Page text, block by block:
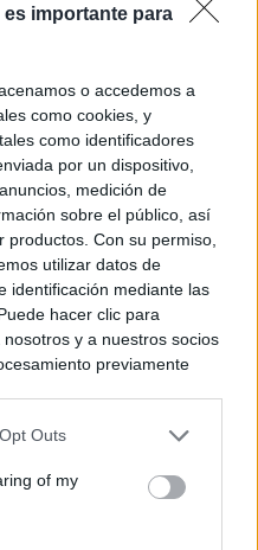
importante para
o accedemos a
como cookies, y
como identificadores
por un dispositivo,
medición de
sobre el público, así
Con su permiso,
utilizar datos de
identificación mediante las
hacer clic para
y a nuestros socios
previamente
en cuenta que algún
tiene el derecho de
preferencias se aplicarán
Outs
of my